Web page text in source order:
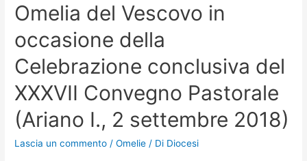
Omelia del Vescovo in
occasione della
Celebrazione conclusiva del
XXXVII Convegno Pastorale
(Ariano I., 2 settembre 2018)
Lascia un commento /Omelie / Di Diocesi